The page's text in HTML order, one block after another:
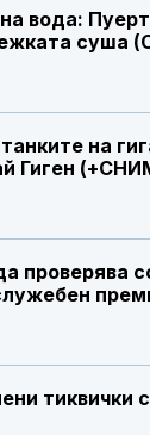
вода:
суша
на
Гиген
проверява
тиквички